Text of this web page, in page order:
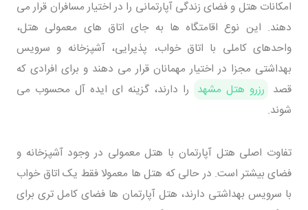
امکانات هتل و فضای زندگی آپارتمانی را در اختیار مسافران قرار می
دهند. این نوع اقامتگاه ها به جای اتاق های معمولی هتل،
واحدهای کاملی با اتاق خواب، پذیرایی، آشپزخانه و سرویس
بهداشتی مجزا در اختیار مهمانان قرار می دهند و برای افرادی که
قصد رزرو هتل مشهد را دارند، گزینه ای ایده آل محسوب می
شوند.
تفاوت اصلی هتل آپارتمان با هتل معمولی در وجود آشپزخانه و
فضای بیشتر است. در حالی که هتل ها معمولا فقط یک اتاق خواب
با سرویس بهداشتی دارند، هتل آپارتمان ها فضای کامل تری برای